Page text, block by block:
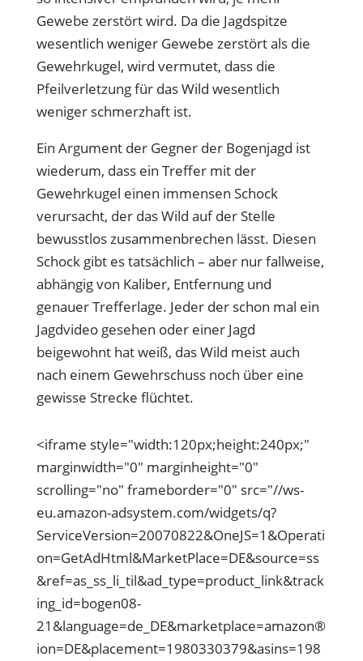
Gewebe zerstört wird. Da die Jagdspitze
wesentlich weniger Gewebe zerstört als die
Gewehrkugel, wird vermutet, dass die
Pfeilverletzung für das Wild wesentlich
weniger schmerzhaft ist.
Ein Argument der Gegner der Bogenjagd ist
wiederum, dass ein Treffer mit der
Gewehrkugel einen immensen Schock
verursacht, der das Wild auf der Stelle
bewusstlos zusammenbrechen lässt. Diesen
Schock gibt es tatsächlich – aber nur fallweise,
abhängig von Kaliber, Entfernung und
genauer Trefferlage. Jeder der schon mal ein
Jagdvideo gesehen oder einer Jagd
beigewohnt hat weiß, das Wild meist auch
nach einem Gewehrschuss noch über eine
gewisse Strecke flüchtet.
<iframe style="width:120px;height:240px;"
marginwidth="0" marginheight="0"
scrolling="no" frameborder="0" src="//ws-
eu.amazon-adsystem.com/widgets/q?
ServiceVersion=20070822&OneJS=1&Operati
on=GetAdHtml&MarketPlace=DE&source=ss
&ref=as_ss_li_til&ad_type=product_link&track
ing_id=bogen08-
21&language=de_DE&marketplace=amazon®
ion=DE&placement=1980330379&asins=198